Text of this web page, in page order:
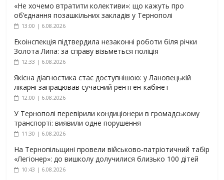
«Не хочемо втратити колективи»: що кажуть про
об’єднання позашкільних закладів у Тернополі
13:00 | 6.08.2026
Екоінспекція підтвердила незаконні роботи біля річки
Золота Липа: за справу візьметься поліція
12:33 | 6.08.2026
Якісна діагностика стає доступнішою: у Лановецькій
лікарні запрацював сучасний рентген-кабінет
12:00 | 6.08.2026
У Тернополі перевірили кондиціонери в громадському
транспорті: виявили одне порушення
11:30 | 6.08.2026
На Тернопільщині провели військово-патріотичний табір
«Легіонер»: до вишколу долучилися близько 100 дітей
10:43 | 6.08.2026